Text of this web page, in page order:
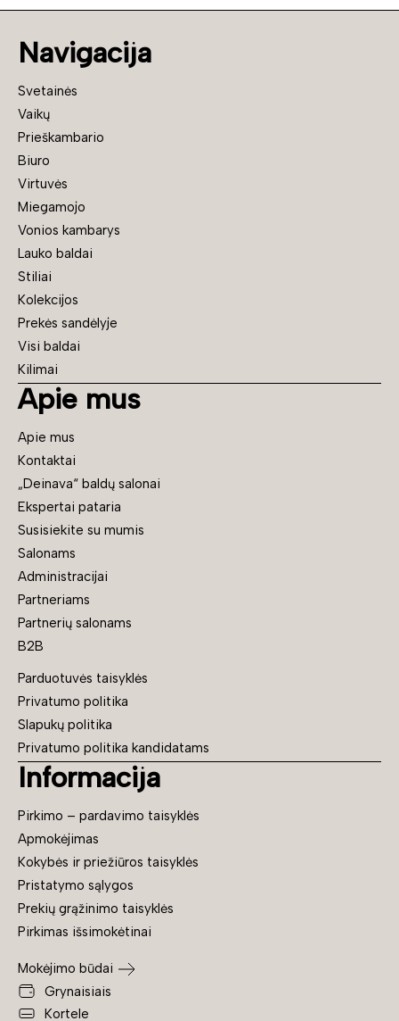
Navigacija
Svetainės
Vaikų
Prieškambario
Biuro
Virtuvės
Miegamojo
Vonios kambarys
Lauko baldai
Stiliai
Kolekcijos
Prekės sandėlyje
Visi baldai
Kilimai
Apie mus
Apie mus
Kontaktai
„Deinava“ baldų salonai
Ekspertai pataria
Susisiekite su mumis
Salonams
Administracijai
Partneriams
Partnerių salonams
B2B
Parduotuvės taisyklės
Privatumo politika
Slapukų politika
Privatumo politika kandidatams
Informacija
Pirkimo – pardavimo taisyklės
Apmokėjimas
Kokybės ir priežiūros taisyklės
Pristatymo sąlygos
Prekių grąžinimo taisyklės
Pirkimas išsimokėtinai
Mokėjimo būdai
Grynaisiais
Kortele